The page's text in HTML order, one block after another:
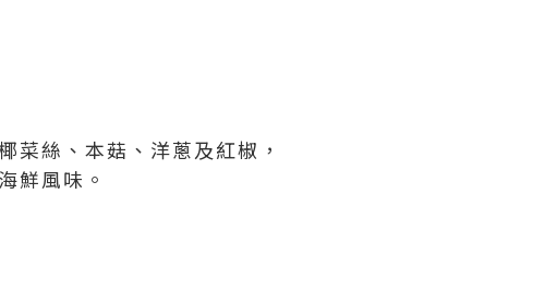
菜絲、本菇、洋蔥及紅椒，
鮮風味。